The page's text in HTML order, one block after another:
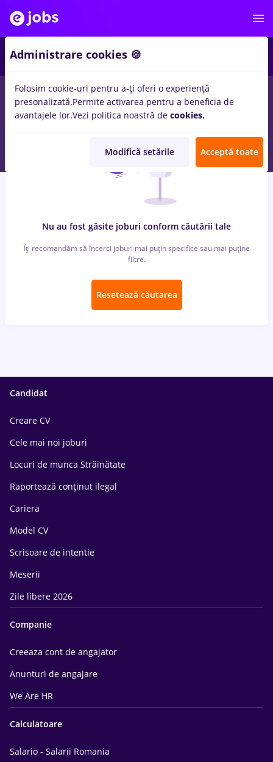
locuri de muncacarrefourinIasi (Iasi)
Nu au fost găsite joburi conform căutării tale
Îți recomandăm să încerci joburi mai puțin specifice sau mai puține
filtre.
Resetează căutarea
Candidat
Creare CV
Cele mai noi joburi
Locuri de munca Străinătate
Raportează conținut ilegal
Cariera
Model CV
Scrisoare de intentie
Meserii
Zile libere 2026
Companie
Creeaza cont de angajator
Anunturi de angajare
We Are HR
Calculatoare
Salario - Salarii Romania
Administrare cookies 🍪
Folosim cookie-uri pentru a-ți oferi o experiență
presonalizată.Permite activarea pentru a beneficia de
avantajele lor.Vezi politica noastră de cookies.
Modifică setările Acceptă toate